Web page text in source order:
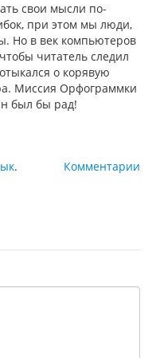
свои мысли по-
при этом мы люди,
Но в век компьютеров
читатель следил
о корявую
Миссия Орфограммки
был бы рад!
Комментарии
.